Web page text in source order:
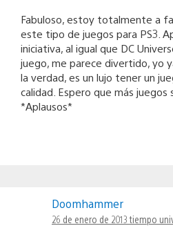
Fabuloso, estoy totalmente a
este tipo de juegos para PS3.
iniciativa, al igual que DC
juego, me parece divertido, yo
la verdad, es un lujo tener un
calidad. Espero que más juegos
*Aplausos*
Doomhammer
26 de enero de 2013 tiempo